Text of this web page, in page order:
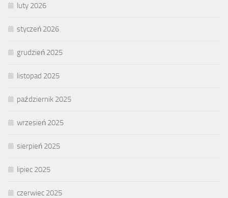
luty 2026
styczeń 2026
grudzień 2025
listopad 2025
październik 2025
wrzesień 2025
sierpień 2025
lipiec 2025
czerwiec 2025